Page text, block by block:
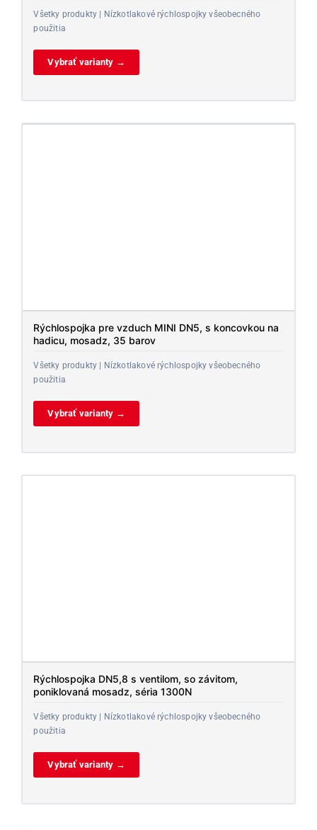
Všetky produkty | Nízkotlakové rýchlospojky všeobecného
použitia
Vybrať varianty →
Rýchlospojka pre vzduch MINI DN5, s koncovkou na
hadicu, mosadz, 35 barov
Všetky produkty | Nízkotlakové rýchlospojky všeobecného
použitia
Vybrať varianty →
Rýchlospojka DN5,8 s ventilom, so závitom,
poniklovaná mosadz, séria 1300N
Všetky produkty | Nízkotlakové rýchlospojky všeobecného
použitia
Vybrať varianty →